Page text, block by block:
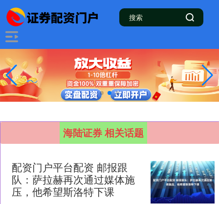
海陆证券 相关话题
配资门户平台配资 邮报跟
队：萨拉赫再次通过媒体施
压，他希望斯洛特下课